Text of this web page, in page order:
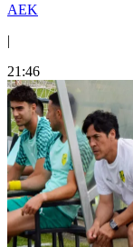
ΑΕΚ
|
21:46